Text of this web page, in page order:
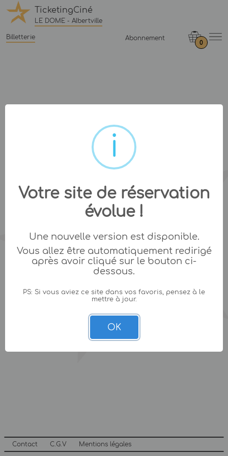
TicketingCiné
LE DOME - Albertville
Billetterie Abonnement
0
Contact C.G.V Mentions légales
Votre site de réservation
évolue !
Une nouvelle version est disponible.
Vous allez être automatiquement redirigé
après avoir cliqué sur le bouton ci-
dessous.
PS: Si vous aviez ce site dans vos favoris, pensez à le
mettre à jour.
OK